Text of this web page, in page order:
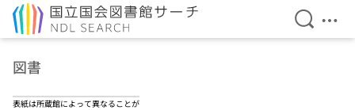
検索を
メ
図書
表紙は所蔵館によって異なることが